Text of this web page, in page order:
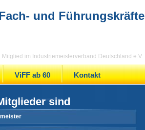
und Führungskräfte
Mitglied im Industriemeisterverband Deutschland e.V.
ViFF ab 60 Kontakt
sind